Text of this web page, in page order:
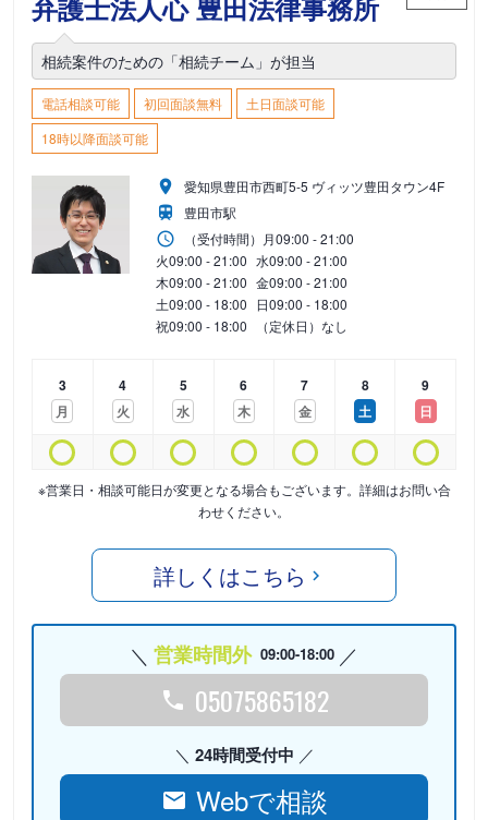
弁護士法人心 豊田法律事務所
相続案件のための「相続チーム」が担当
電話相談可能 初回面談無料
土日面談可能
18時以降面談可能
愛知県豊田市西町5-5 ヴィッツ豊田タウン4F
豊田市駅
（受付時間） 月09:00 - 21:00
火09:00 - 21:00 水09:00 - 21:00
木09:00 - 21:00 金09:00 - 21:00
土09:00 - 18:00 日09:00 - 18:00
祝09:00 - 18:00 （定休日）なし
3
月
4
火
5
水
6
木
7
金
8
土
9
日
※営業日・相談可能日が変更となる場合もございます。詳細はお問い合
わせください。
詳しくはこちら
営業時間外 09:00-18:00
05075865182
24時間受付中
Webで相談